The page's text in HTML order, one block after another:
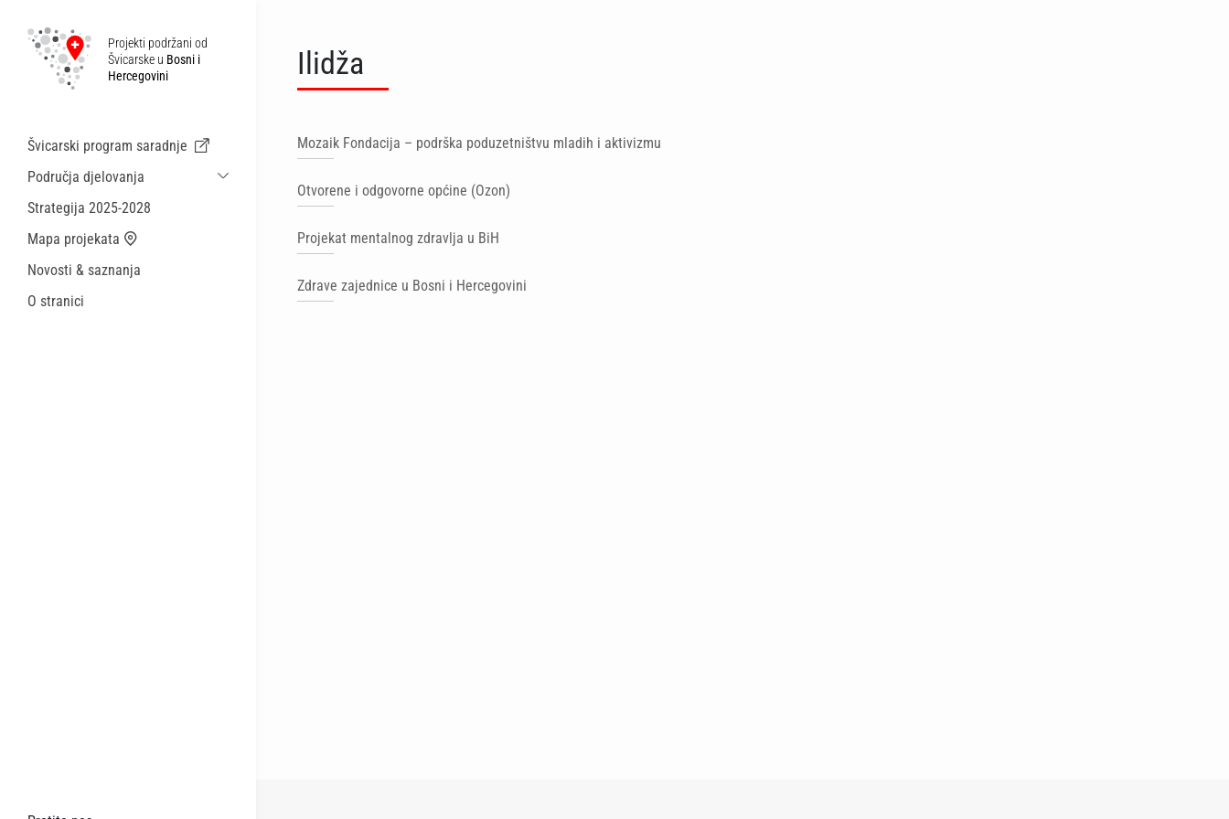
Projekti podržani od
Švicarske u Bosni i
Hercegovini
Švicarski program saradnje
Područja djelovanja
Održiva ekonomska saradnja i migracije
Strategija 2025-2028
Mapa projekata
Novosti & saznanja
O stranici
Ilidža
Mozaik Fondacija – podrška poduzetništvu mladih i aktivizmu
Otvorene i odgovorne općine (Ozon)
Projekat mentalnog zdravlja u BiH
Zdrave zajednice u Bosni i Hercegovini